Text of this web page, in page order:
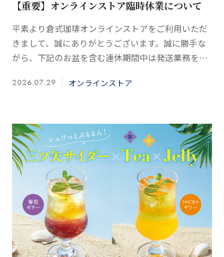
【重要】オンラインストア臨時休業について
平素より倉式珈琲オンラインストアをご利用いただ
きまして、誠にありがとうございます。誠に勝手な
がら、下記のお盆を含む連休期間中は発送業務を臨
ご不便をおかけい…
2026.07.29 オンラインストア